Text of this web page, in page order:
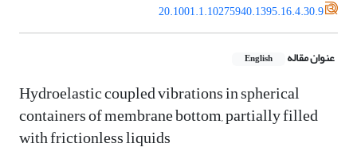
20.1001.1.10275940.1395.16.4.30.9
عنوان مقاله English
Hydroelastic coupled vibrations in spherical
containers of membrane bottom, partially filled
with frictionless liquids